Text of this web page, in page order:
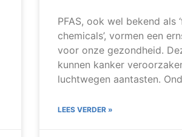
PFAS, ook wel bekend als
chemicals’, vormen een
voor onze gezondheid.
kunnen kanker
luchtwegen aantasten.
LEES VERDER »